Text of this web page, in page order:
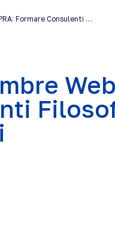
Formare Consulenti …